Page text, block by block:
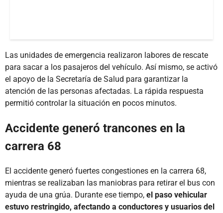
Las unidades de emergencia realizaron labores de rescate
para sacar a los pasajeros del vehículo. Así mismo, se activó
el apoyo de la Secretaría de Salud para garantizar la
atención de las personas afectadas. La rápida respuesta
permitió controlar la situación en pocos minutos.
Accidente generó trancones en la
carrera 68
El accidente generó fuertes congestiones en la carrera 68,
mientras se realizaban las maniobras para retirar el bus con
ayuda de una grúa. Durante ese tiempo, el paso vehicular
estuvo restringido, afectando a conductores y usuarios del